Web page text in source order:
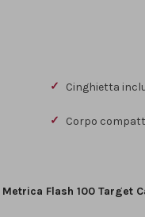
Cinghietta
Corpo
Metrica Flash 100 Target